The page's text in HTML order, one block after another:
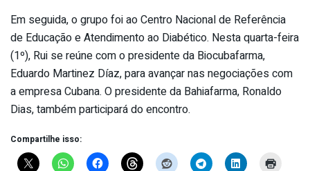
Em seguida, o grupo foi ao Centro Nacional de Referência
de Educação e Atendimento ao Diabético. Nesta quarta-feira
(1º), Rui se reúne com o presidente da Biocubafarma,
Eduardo Martinez Díaz, para avançar nas negociações com
a empresa Cubana. O presidente da Bahiafarma, Ronaldo
Dias, também participará do encontro.
Compartilhe isso: